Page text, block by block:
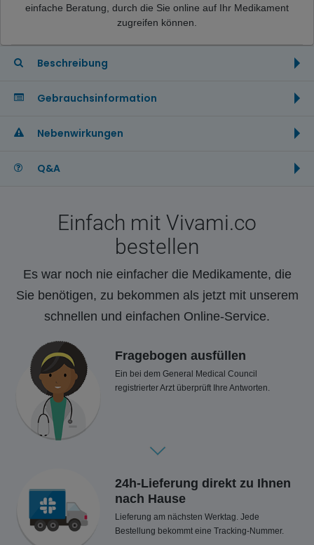
einfache Beratung, durch die Sie online auf Ihr Medikament
zugreifen können.
Beschreibung
Gebrauchsinformation
Nebenwirkungen
Q&A
Einfach mit Vivami.co
bestellen
Es war noch nie einfacher die Medikamente, die
Sie benötigen, zu bekommen als jetzt mit unserem
schnellen und einfachen Online-Service.
Fragebogen ausfüllen
Ein bei dem General Medical Council
registrierter Arzt überprüft Ihre Antworten.
24h-Lieferung direkt zu Ihnen
nach Hause
Lieferung am nächsten Werktag. Jede
Bestellung bekommt eine Tracking-Nummer.